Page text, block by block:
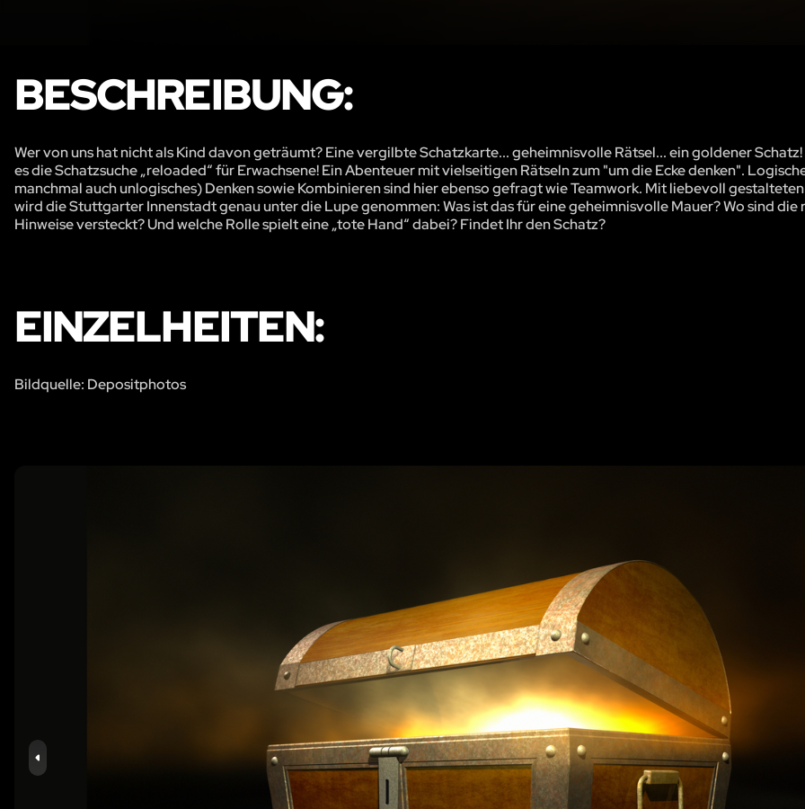
BESCHREIBUNG:
Wer von uns hat nicht als Kind davon geträumt? Eine vergilbte Schatzkarte... geheimnisvolle Rätsel... ein goldener
es die Schatzsuche „reloaded“ für Erwachsene! Ein Abenteuer mit vielseitigen Rätseln zum "um die Ecke denken".
manchmal auch unlogisches) Denken sowie Kombinieren sind hier ebenso gefragt wie Teamwork. Mit liebevoll
wird die Stuttgarter Innenstadt genau unter die Lupe genommen: Was ist das für eine geheimnisvolle Mauer? Wo sind die
Hinweise versteckt? Und welche Rolle spielt eine „tote Hand“ dabei? Findet Ihr den Schatz?
EINZELHEITEN:
Bildquelle: Depositphotos